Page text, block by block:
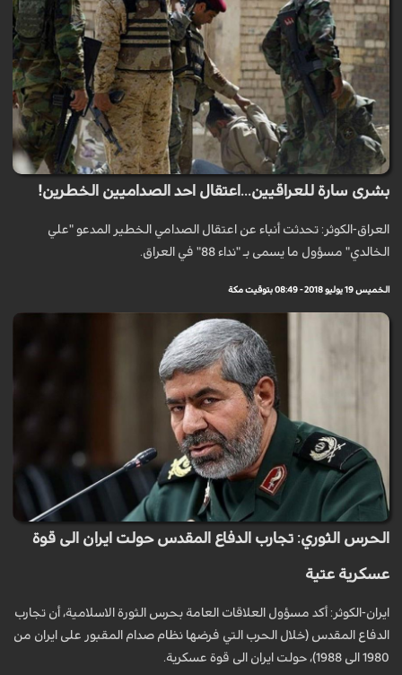
بشرى سارة للعراقيين...اعتقال احد الصداميين الخطرين!
العراق-الكوثر: تحدثت أنباء عن اعتقال الصدامي الخطير المدعو "علي
الخالدي" مسؤول ما يسمى بـ "نداء 88" في العراق.
الخميس 19 يوليو 2018 - 08:49 بتوقيت مكة
الحرس الثوري: تجارب الدفاع المقدس حولت ايران الى قوة
عسكرية عتية
ايران-الكوثر: أكد مسؤول العلاقات العامة بحرس الثورة الاسلامية، أن تجارب
الدفاع المقدس (خلال الحرب التي فرضها نظام صدام المقبور على ايران من
1980 الى 1988)، حولت ايران الى قوة عسكرية.